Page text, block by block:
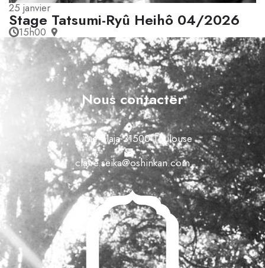
25 janvier
Stage Tatsumi-Ryû Heihô 04/2026
15h00
Nous contacter
1, rue Blaja 31500 Toulouse
claire.seika@oshinkan.com